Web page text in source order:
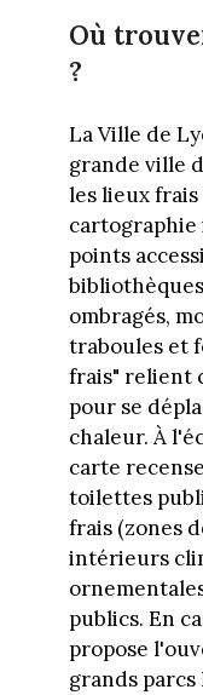
Où
?
La Ville de
grande ville
les lieux
cartographie
points
ombragés,
traboules et
frais" relient
pour se
chaleur. À
carte
toilettes
frais (zones
intérieurs
publics. En
propose
grands